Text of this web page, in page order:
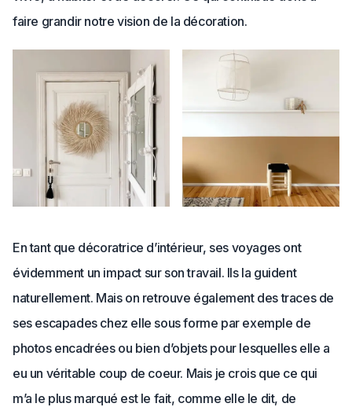
faire grandir notre vision de la décoration.
En tant que décoratrice d’intérieur, ses voyages ont
évidemment un impact sur son travail. Ils la guident
naturellement. Mais on retrouve également des traces de
ses escapades chez elle sous forme par exemple de
photos encadrées ou bien d’objets pour lesquelles elle a
eu un véritable coup de coeur. Mais je crois que ce qui
m’a le plus marqué est le fait, comme elle le dit, de